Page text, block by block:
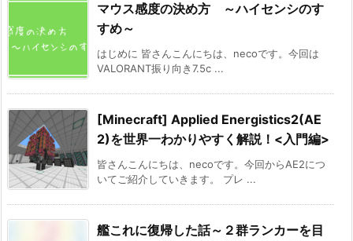
マウス感度の決め方 ～ハイセンシのす
すめ～
はじめに 皆さんこんにちは、necoです。今回は
VALORANT振り向き7.5c ...
[Minecraft] Applied Energistics2(AE
2)を世界一わかりやすく解説！<入門編>
皆さんこんにちは、necoです。今回からAE2につ
いてご紹介していきます。 プレ ...
艦これに復帰した話～２群ランカーを目